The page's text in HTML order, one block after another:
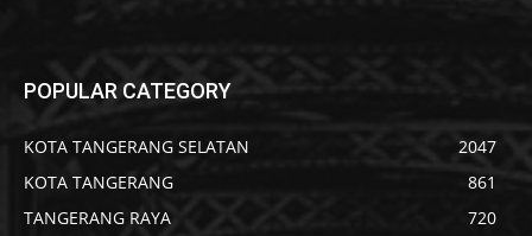
POPULAR CATEGORY
KOTA TANGERANG SELATAN
2047
KOTA TANGERANG
861
TANGERANG RAYA
720